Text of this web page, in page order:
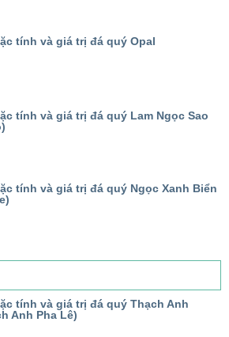
tính và giá trị đá quý Opal
tính và giá trị đá quý Lam Ngọc Sao
tính và giá trị đá quý Ngọc Xanh Biển
tính và giá trị đá quý Thạch Anh
Anh Pha Lê)